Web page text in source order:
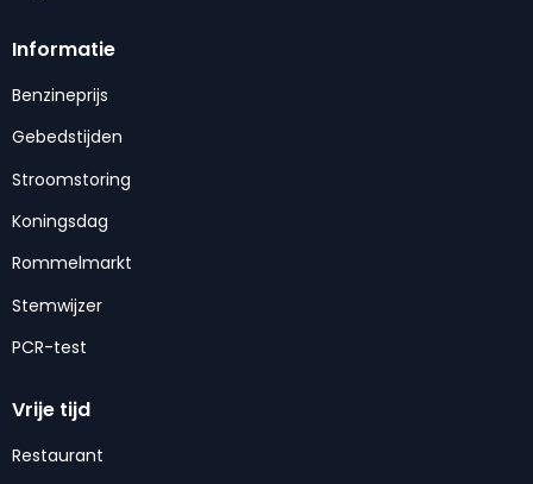
Informatie
Benzineprijs
Gebedstijden
Stroomstoring
Koningsdag
Rommelmarkt
Stemwijzer
PCR-test
Vrije tijd
Restaurant